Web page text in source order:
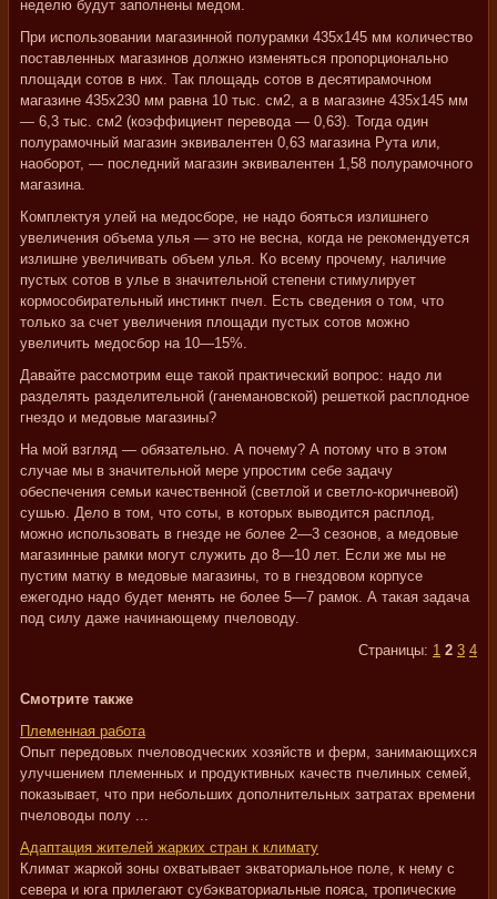
неделю будут заполнены медом.
При использовании магазинной полурамки 435x145 мм количество
поставленных магазинов должно изменяться пропорционально
площади сотов в них. Так площадь сотов в десятирамочном
магазине 435x230 мм равна 10 тыс. см2, а в магазине 435x145 мм
— 6,3 тыс. см2 (коэффициент перевода — 0,63). Тогда один
полурамочный магазин эквивалентен 0,63 магазина Рута или,
наоборот, — последний магазин эквивалентен 1,58 полурамочного
магазина.
Комплектуя улей на медосборе, не надо бояться излишнего
увеличения объема улья — это не весна, когда не рекомендуется
излишне увеличивать объем улья. Ко всему прочему, наличие
пустых сотов в улье в значительной степени стимулирует
кормособирательный инстинкт пчел. Есть сведения о том, что
только за счет увеличения площади пустых сотов можно
увеличить медосбор на 10—15%.
Давайте рассмотрим еще такой практический вопрос: надо ли
разделять разделительной (ганемановской) решеткой расплодное
гнездо и медовые магазины?
На мой взгляд — обязательно. А почему? А потому что в этом
случае мы в значительной мере упростим себе задачу
обеспечения семьи качественной (светлой и светло-коричневой)
сушью. Дело в том, что соты, в которых выводится расплод,
можно использовать в гнезде не более 2—3 сезонов, а медовые
магазинные рамки могут служить до 8—10 лет. Если же мы не
пустим матку в медовые магазины, то в гнездовом корпусе
ежегодно надо будет менять не более 5—7 рамок. А такая задача
под силу даже начинающему пчеловоду.
Страницы: 1 2 3 4
Смотрите также
Племенная работа
Опыт передовых пчеловодческих хозяйств и ферм, занимающихся
улучшением племенных и продуктивных качеств пчелиных семей,
показывает, что при небольших дополнительных затратах времени
пчеловоды полу ...
Адаптация жителей жарких стран к климату
Климат жаркой зоны охватывает экваториальное поле, к нему с
севера и юга прилегают субэкваториальные пояса, тропические